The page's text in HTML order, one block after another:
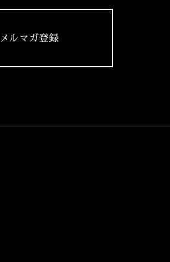
メルマガ登録